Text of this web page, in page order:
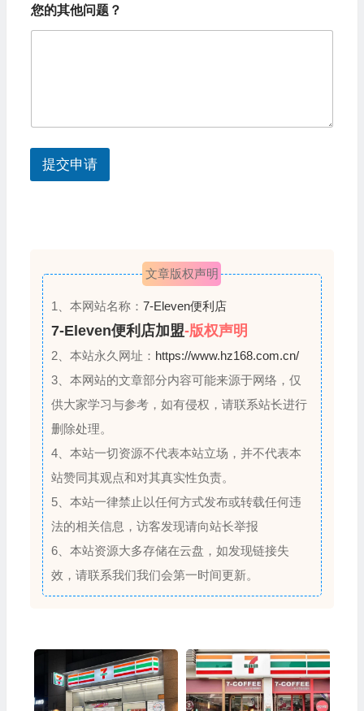
e
s
+
您的其他问题？
提交申请
文章版权声明
1、本网站名称： 7-Eleven便利店
7-Eleven便利店加盟-版权声明
2、本站永久网址： https://www.hz168.com.cn/
3、本网站的文章部分内容可能来源于网络，仅
供大家学习与参考，如有侵权，请联系站长进行
删除处理。
4、本站一切资源不代表本站立场，并不代表本
站赞同其观点和对其真实性负责。
5、本站一律禁止以任何方式发布或转载任何违
法的相关信息，访客发现请向站长举报
6、本站资源大多存储在云盘，如发现链接失
效，请联系我们我们会第一时间更新。